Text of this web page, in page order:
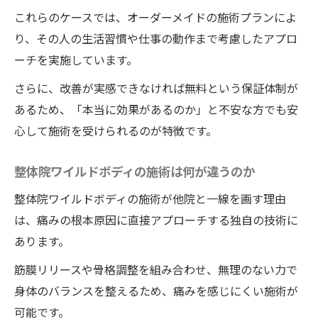
これらのケースでは、オーダーメイドの施術プランによ
り、その人の生活習慣や仕事の動作まで考慮したアプロ
ーチを実施しています。
さらに、改善が実感できなければ無料という保証体制が
あるため、「本当に効果があるのか」と不安な方でも安
心して施術を受けられるのが特徴です。
整体院ワイルドボディの施術は何が違うのか
整体院ワイルドボディの施術が他院と一線を画す理由
は、痛みの根本原因に直接アプローチする独自の技術に
あります。
筋膜リリースや骨格調整を組み合わせ、無理のない力で
身体のバランスを整えるため、痛みを感じにくい施術が
可能です。